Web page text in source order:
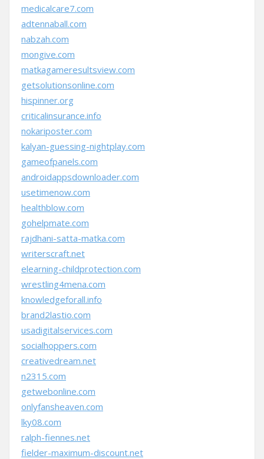
medicalcare7.com
adtennaball.com
nabzah.com
mongive.com
matkagameresultsview.com
getsolutionsonline.com
hispinner.org
criticalinsurance.info
nokariposter.com
kalyan-guessing-nightplay.com
gameofpanels.com
androidappsdownloader.com
usetimenow.com
healthblow.com
gohelpmate.com
rajdhani-satta-matka.com
writerscraft.net
elearning-childprotection.com
wrestling4mena.com
knowledgeforall.info
brand2lastio.com
usadigitalservices.com
socialhoppers.com
creativedream.net
n2315.com
getwebonline.com
onlyfansheaven.com
lky08.com
ralph-fiennes.net
fielder-maximum-discount.net